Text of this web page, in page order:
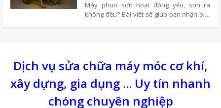
Máy phun sơn hoạt động yếu, sơn ra
không đều? Bài viết sẽ giúp bạn nhận biết
Dịch vụ sửa chữa máy móc cơ khí,
xây dựng, gia dụng ... Uy tín nhanh
chóng chuyên nghiệp